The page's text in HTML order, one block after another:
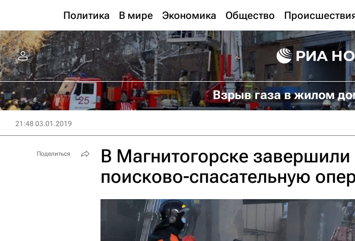
Политика В мире Экономика Общество
Взрыв газа в жилом
21:48 03.01.2019
В Магнитогорске завершили
поисково-спасательную
Поделиться